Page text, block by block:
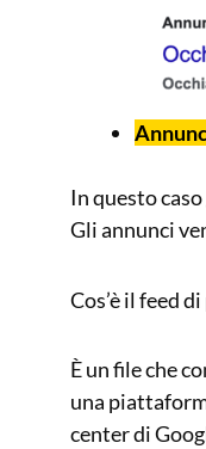
In questo
Gli annunci
Cos’è il feed
È un file che
una
center di